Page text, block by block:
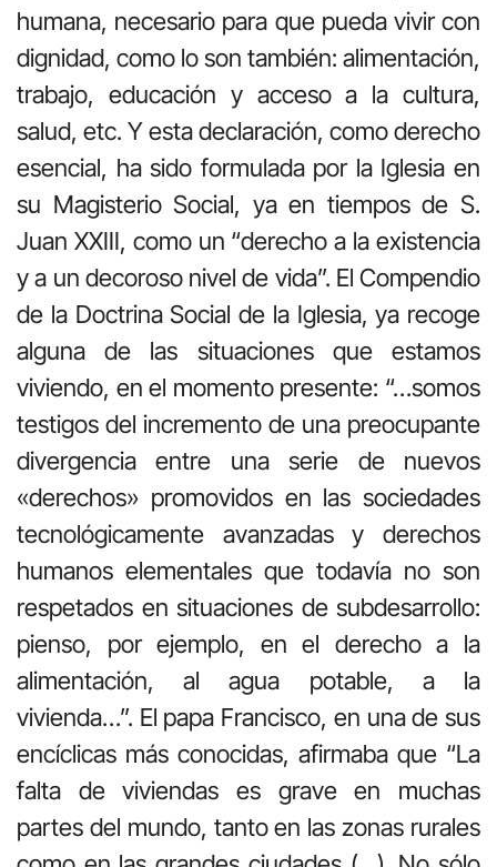
humana, necesario para que pueda vivir con
dignidad, como lo son también: alimentación,
trabajo, educación y acceso a la cultura,
salud, etc. Y esta declaración, como derecho
esencial, ha sido formulada por la Iglesia en
su Magisterio Social, ya en tiempos de S.
Juan XXIII, como un “derecho a la existencia
y a un decoroso nivel de vida”. El Compendio
de la Doctrina Social de la Iglesia, ya recoge
alguna de las situaciones que estamos
viviendo, en el momento presente: “…somos
testigos del incremento de una preocupante
divergencia entre una serie de nuevos
«derechos» promovidos en las sociedades
tecnológicamente avanzadas y derechos
humanos elementales que todavía no son
respetados en situaciones de subdesarrollo:
pienso, por ejemplo, en el derecho a la
alimentación, al agua potable, a la
vivienda…”. El papa Francisco, en una de sus
encíclicas más conocidas, afirmaba que “La
falta de viviendas es grave en muchas
partes del mundo, tanto en las zonas rurales